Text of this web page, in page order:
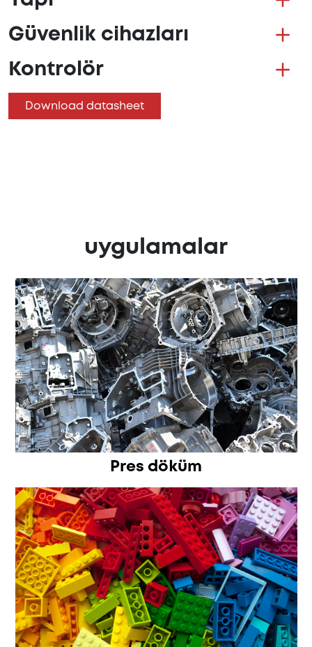
Güvenlik cihazları
Kontrolör
Download datasheet
uygulamalar
Pres döküm